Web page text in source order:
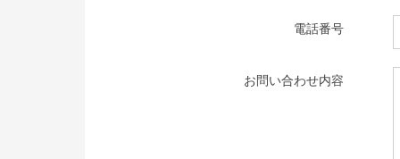
電話番号
お問い合わせ内容